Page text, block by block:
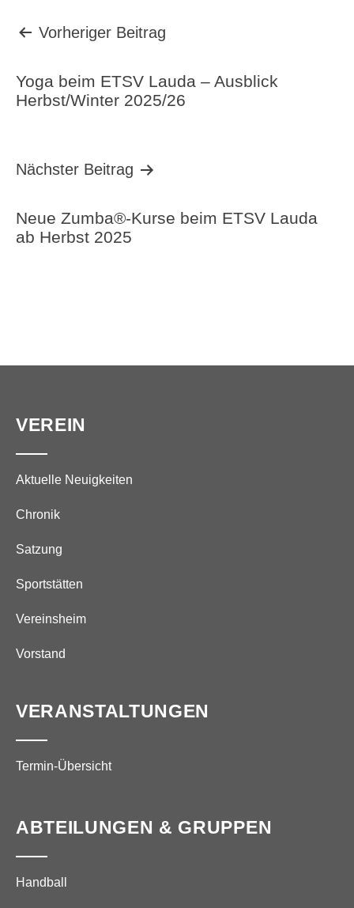
Beitragsnavigation
Vorheriger Beitrag
Yoga beim ETSV Lauda – Ausblick
Herbst/Winter 2025/26
Nächster Beitrag
Neue Zumba®-Kurse beim ETSV Lauda
ab Herbst 2025
VEREIN
Aktuelle Neuigkeiten
Chronik
Satzung
Sportstätten
Vereinsheim
Vorstand
VERANSTALTUNGEN
Termin-Übersicht
ABTEILUNGEN & GRUPPEN
Handball